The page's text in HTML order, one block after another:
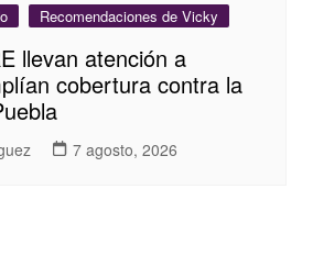
Recomendaciones de Vicky
llevan atención a
cobertura contra la
7 agosto, 2026